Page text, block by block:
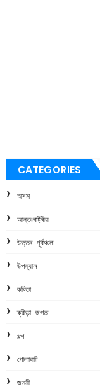
CATEGORIES
অসম
আন্তঃৰাষ্ট্ৰীয়
উত্তৰ-পূৰ্বাঞ্চল
উপন্যাস
কবিতা
ক্রীড়া-জগত
গল্প
গোলাঘাট
জননী